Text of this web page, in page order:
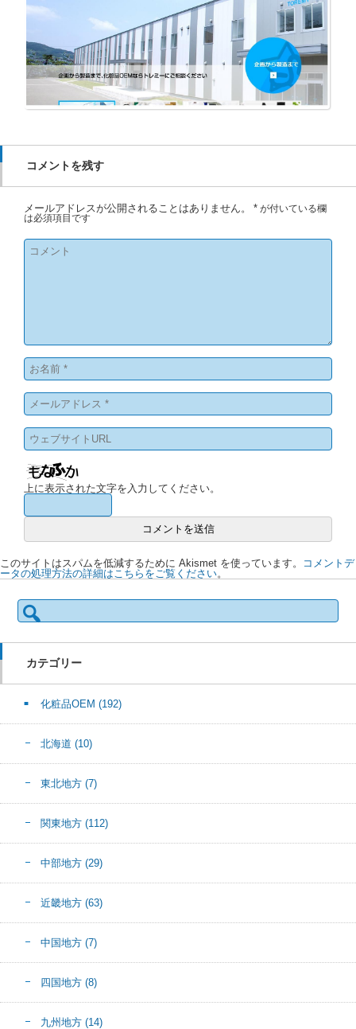
コメントを残す
メールアドレスが公開されることはありません。 * が付いている欄
は必須項目です
上に表示された文字を入力してください。
このサイトはスパムを低減するために Akismet を使っています。
コメントデ
ータの処理方法の詳細はこちらをご覧ください。
検
索:
カテゴリー
化粧品OEM (192)
北海道 (10)
東北地方 (7)
関東地方 (112)
中部地方 (29)
近畿地方 (63)
中国地方 (7)
四国地方 (8)
九州地方 (14)